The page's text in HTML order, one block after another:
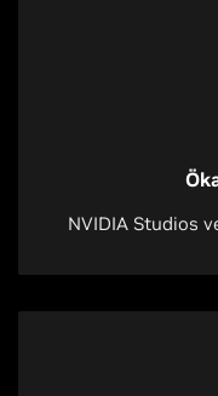
NVIDIA Studios